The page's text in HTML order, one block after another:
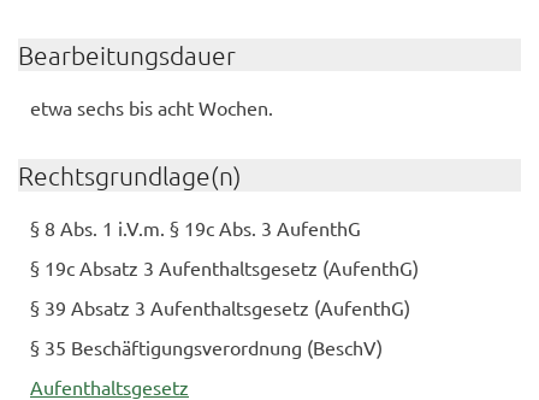
Bearbeitungsdauer
etwa sechs bis acht Wochen.
Rechtsgrundlage(n)
§ 8 Abs. 1 i.V.m. § 19c Abs. 3 AufenthG
§ 19c Absatz 3 Aufenthaltsgesetz (AufenthG)
§ 39 Absatz 3 Aufenthaltsgesetz (AufenthG)
§ 35 Beschäftigungsverordnung (BeschV)
Aufenthaltsgesetz